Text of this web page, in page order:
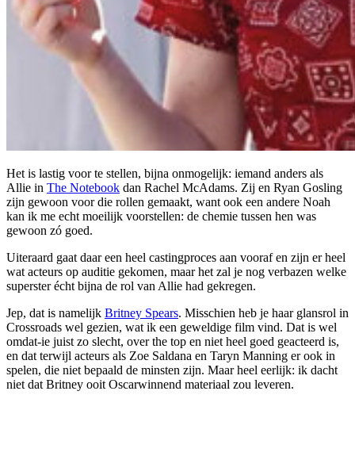
Het is lastig voor te stellen, bijna onmogelijk: iemand anders als
Allie in The Notebook dan Rachel McAdams. Zij en Ryan Gosling
zijn gewoon voor die rollen gemaakt, want ook een andere Noah
kan ik me echt moeilijk voorstellen: de chemie tussen hen was
gewoon zó goed.
Uiteraard gaat daar een heel castingproces aan vooraf en zijn er heel
wat acteurs op auditie gekomen, maar het zal je nog verbazen welke
superster écht bijna de rol van Allie had gekregen.
Jep, dat is namelijk Britney Spears. Misschien heb je haar glansrol in
Crossroads wel gezien, wat ik een geweldige film vind. Dat is wel
omdat-ie juist zo slecht, over the top en niet heel goed geacteerd is,
en dat terwijl acteurs als Zoe Saldana en Taryn Manning er ook in
spelen, die niet bepaald de minsten zijn. Maar heel eerlijk: ik dacht
niet dat Britney ooit Oscarwinnend materiaal zou leveren.